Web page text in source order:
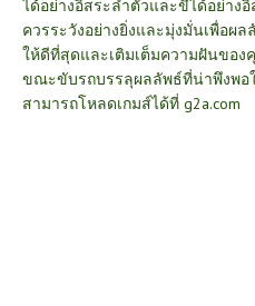
ได้อย่างอิสระลำตัวและขี่ได้อย่า
ควรระวังอย่างยิ่งและมุ่งมั่นเพื่อ
ให้ดีที่สุดและเติมเต็มความฝันขอ
ขณะขับรถบรรลุผลลัพธ์ที่น่าพึงพอ
สามารถโหลดเกมส์ได้ที่ g2a.com